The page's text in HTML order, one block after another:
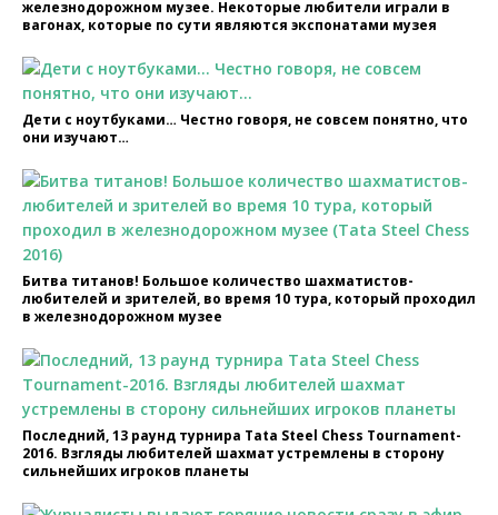
железнодорожном музее. Некоторые любители играли в
вагонах, которые по сути являются экспонатами музея
Дети с ноутбуками… Честно говоря, не совсем понятно, что
они изучают…
Битва титанов! Большое количество шахматистов-
любителей и зрителей, во время 10 тура, который проходил
в железнодорожном музее
Последний, 13 раунд турнира Tata Steel Chess Tournament-
2016. Взгляды любителей шахмат устремлены в сторону
сильнейших игроков планеты